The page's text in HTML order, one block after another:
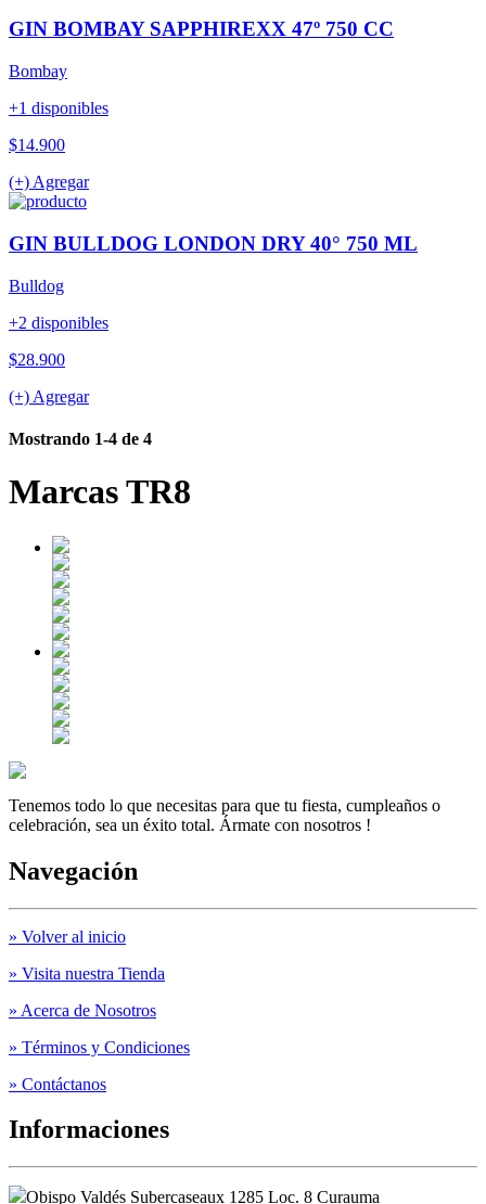
GIN BOMBAY SAPPHIREXX 47º 750 CC
Bombay
+1 disponibles
$14.900
(+) Agregar
GIN BULLDOG LONDON DRY 40° 750 ML
Bulldog
+2 disponibles
$28.900
(+) Agregar
Mostrando 1-4 de 4
Marcas TR8
Tenemos todo lo que necesitas para que tu fiesta, cumpleaños o
celebración, sea un éxito total. Ármate con nosotros !
Navegación
» Volver al inicio
» Visita nuestra Tienda
» Acerca de Nosotros
» Términos y Condiciones
» Contáctanos
Informaciones
Obispo Valdés Subercaseaux 1285 Loc. 8 Curauma